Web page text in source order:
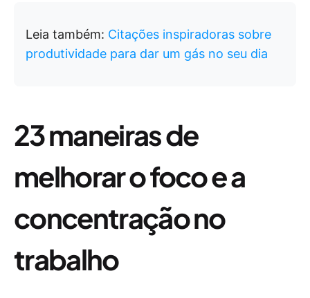
Leia também: Citações inspiradoras sobre
produtividade para dar um gás no seu dia
23 maneiras de
melhorar o foco e a
concentração no
trabalho